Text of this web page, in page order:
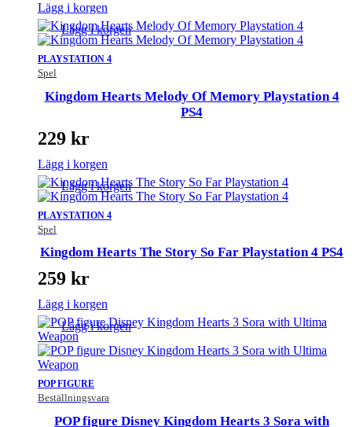
Lägg i korgen
PLAYSTATION 4
Spel
Lägg i korgen
Kingdom Hearts Melody Of Memory Playstation 4
PS4
229 kr
Lägg i korgen
PLAYSTATION 4
Spel
Lägg i korgen
Kingdom Hearts The Story So Far Playstation 4 PS4
259 kr
Lägg i korgen
POP FIGURE
Beställningsvara
Lägg i korgen
POP figure Disney Kingdom Hearts 3 Sora with